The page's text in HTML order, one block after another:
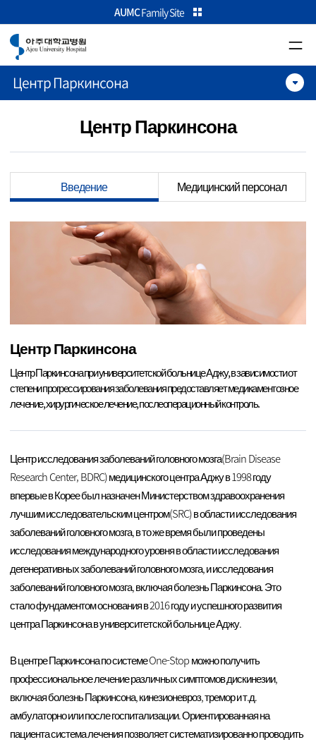
본문으로 가기
주메뉴로 가기
카피라이트로 가기
AUMCFamily Site
Центр Паркинсона
Центр Паркинсона
Введение Медицинский персонал
Центр Паркинсона
Центр Паркинсона при университетской больнице Аджу, в зависимости от
степени прогрессирования заболевания предоставляет медикаментозное
лечение, хирургическое лечение, послеоперационный контроль.
Центр исследования заболеваний головного мозга(Brain Disease
Research Center, BDRC) медицинского центра Аджу в 1998 году
впервые в Корее был назначен Министерством здравоохранения
лучшим исследовательским центром(SRC) в области исследования
заболеваний головного мозга, в то же время были проведены
исследования международного уровня в области исследования
дегенеративных заболеваний головного мозга, и исследования
заболеваний головного мозга, включая болезнь Паркинсона. Это
стало фундаментом основания в 2016 году и успешного развития
центра Паркинсона в университетской больнице Аджу.
В центре Паркинсона по системе One-Stop можно получить
профессиональное лечение различных симптомов дискинезии,
включая болезнь Паркинсона, кинезионевроз, тремор и т.д.
амбулаторно или после госпитализации. Ориентированная на
пациента система лечения позволяет систематизированно проводить